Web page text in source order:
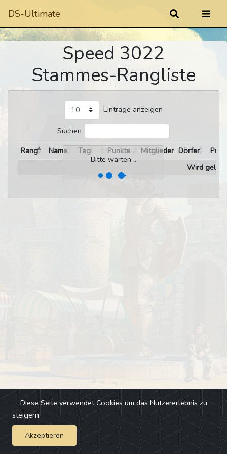
DS-Ultimate
Speed 3022
Stammes-Rangliste
Einträge anzeigen
Suchen
Bitte warten ..
Rang Name Tag Punkte Mitglieder Dörfer
Wird
Impressum - Changelog
Diese Seite verwendet Cookies um das Nutzererlebnis zu
steigern.
Akzeptieren